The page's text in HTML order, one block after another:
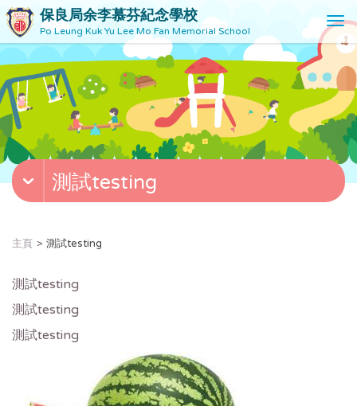
保良局余李慕芬紀念學校
Po Leung Kuk Yu Lee Mo Fan Memorial School
T
o
g
l
e
v
g
測試testing
主頁 測試testing
測試testing
測試testing
測試testing